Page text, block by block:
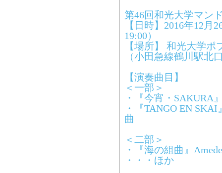
第46回和光大学マン
【日時】2016年12
19:00）
【場所】 和光大学ポ
（小田急線鶴川駅北
【演奏曲目】
＜一部＞
・『今宵・SAKURA
・『TANGO EN
曲
＜二部＞
・『海の組曲』
・・・ほか